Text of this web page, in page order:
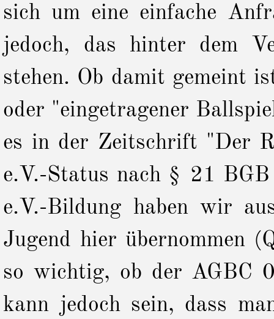
sich um eine einfache
jedoch, das hinter dem
stehen. Ob damit gemeint
oder "eingetragener
es in der Zeitschrift "Der
e.V.-Status nach § 21
e.V.-Bildung haben wir
Jugend hier übernommen
so wichtig, ob der AGBC
kann jedoch sein, dass